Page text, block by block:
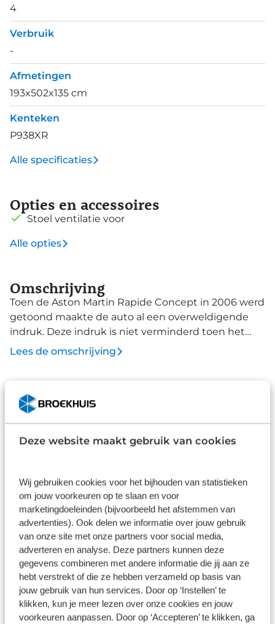
Deze website maakt gebruik van cookies
Wij gebruiken cookies voor het bijhouden van statistieken
om jouw voorkeuren op te slaan en voor
marketingdoeleinden (bijvoorbeeld het afstemmen van
advertenties). Ook delen we informatie over jouw gebruik
van onze site met onze partners voor social media,
adverteren en analyse. Deze partners kunnen deze
gegevens combineren met andere informatie die jij aan ze
hebt verstrekt of die ze hebben verzameld op basis van
jouw gebruik van hun services. Door op ‘Instellen’ te
klikken, kun je meer lezen over onze cookies en jouw
voorkeuren aanpassen. Door op ‘Accepteren’ te klikken, ga
4
Verbruik
-
Afmetingen
193x502x135 cm
Kenteken
P938XR
Alle specificaties
Opties en accessoires
Stoel ventilatie voor
Alle opties
Omschrijving
Toen de Aston Martin Rapide Concept in 2006 werd
getoond maakte de auto al een overweldigende
indruk. Deze indruk is niet verminderd toen het
productiemodel in 2010 op de markt kwam. Weinig
Maserati Quattroporte en Porsche Panamera de
lakens uitdeelden. Het idee van Aston Martin was
duidelijk: een elegante vierdeurs sportcoupé die
ook nog eens een snelheid van ruim 300 kilometer
passagiers aan boord. Maar dan wel in luxe, stijl en
weelde zoals een Aston Martin betaamt. Voor het
modeljaar 2014 werd de gefacelifte en
doorontwikkelde versie van de Rapide
geïntroduceerd. Met als type aanduiding “Rapide
S”. De externe wijziging is al direct zichtbaar door
een krachtiger vormgegeven front waar een
nieuwe forsere grille prijkt. Deze is volledig met de
hand gebouwd uit aluminium. Daarnaast zijn
beschikt de auto over een sterk verbeterd
Lees de omschrijving
Afleverpakketten
Basis
Dit pakket is standaard inbegrepen. We
vinden het logisch dat u op kwaliteit
kunt rekenen en we laten u graag weten
wat u kunt verwachten.
Gekozen Inhoud
Wilt u
juiste